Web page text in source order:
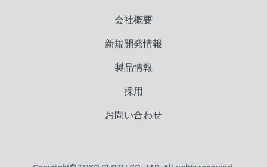
会社概要
新規開発情報
製品情報
採用
お問い合わせ